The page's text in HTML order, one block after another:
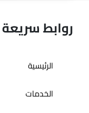
روابط سريعة
الرئيسية
الخدمات